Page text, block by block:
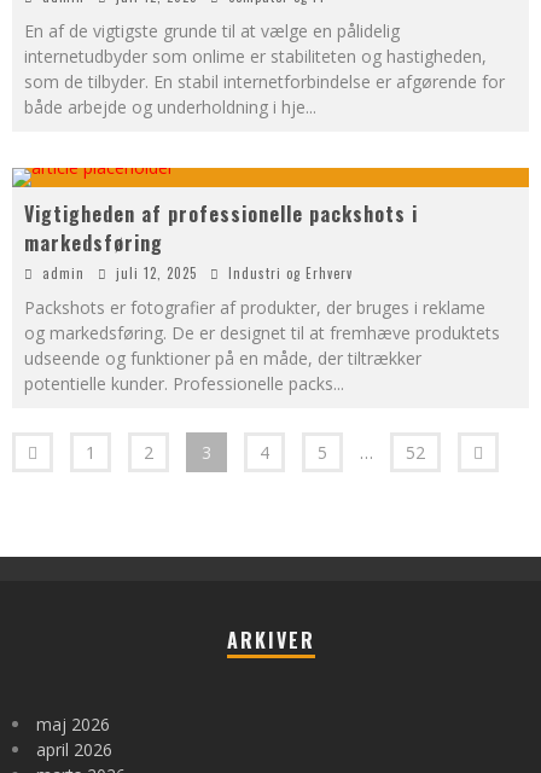
En af de vigtigste grunde til at vælge en pålidelig
internetudbyder som onlime er stabiliteten og hastigheden,
som de tilbyder. En stabil internetforbindelse er afgørende for
både arbejde og underholdning i hje...
Vigtigheden af professionelle packshots i
markedsføring
admin juli 12, 2025 Industri og Erhverv
Packshots er fotografier af produkter, der bruges i reklame
og markedsføring. De er designet til at fremhæve produktets
udseende og funktioner på en måde, der tiltrækker
potentielle kunder. Professionelle packs...
1 2 3 4 5 … 52
ARKIVER
maj 2026
april 2026